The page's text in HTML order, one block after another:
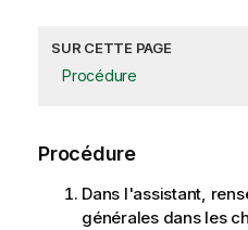
SUR CETTE PAGE
Procédure
Procédure
Dans l'assistant,
générales dans les